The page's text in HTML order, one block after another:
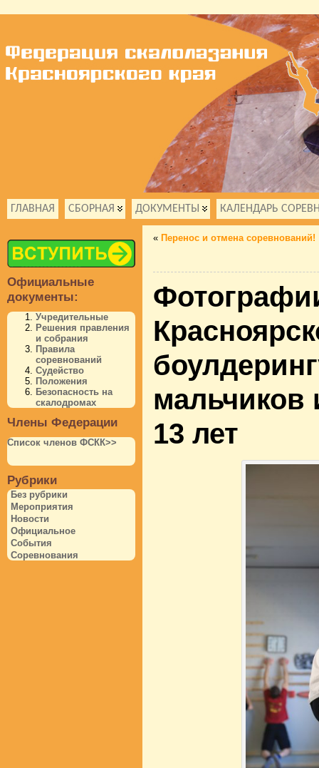
ГЛАВНАЯ СБОРНАЯ ДОКУМЕНТЫ КАЛЕНДАРЬ
Официальные
документы:
Учредительные
Решения правления
и собрания
Правила
соревнований
Судейство
Положения
Безопасность на
скалодромах
Члены Федерации
Список членов ФСКК>>
Рубрики
Без рубрики
Мероприятия
Новости
Официальное
События
Соревнования
« Перенос и отмена соревнований!
мальчиков
13 лет